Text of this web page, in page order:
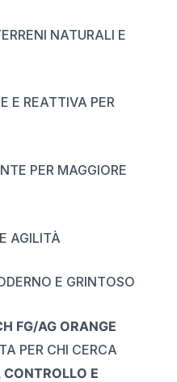
NATURALI E
E REATTIVA PER
PER MAGGIORE
AGILITÀ
E GRINTOSO
FG/AG ORANGE
PER CHI CERCA
E